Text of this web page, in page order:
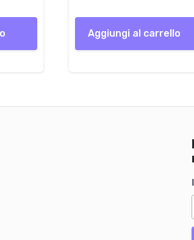
Aggiungi al carrello